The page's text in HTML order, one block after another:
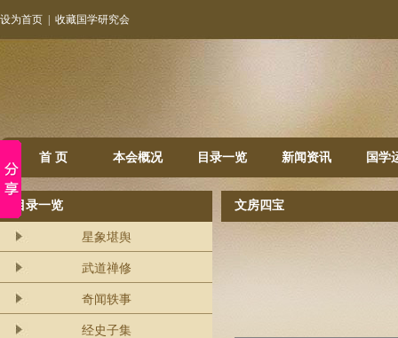
设为首页 收藏国学研究会
首 页 本会概况 目录一览 新闻资讯 国学
目录一览
星象堪舆
武道禅修
奇闻轶事
经史子集
文房四宝